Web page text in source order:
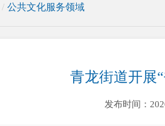
/ 公共文化服务领域
青龙街道开展
发布时间：